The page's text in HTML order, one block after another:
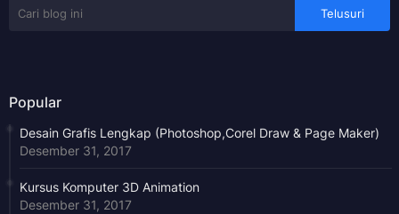
Popular
Desain Grafis Lengkap (Photoshop,Corel Draw & Page Maker)
Desember 31, 2017
Kursus Komputer 3D Animation
Desember 31, 2017